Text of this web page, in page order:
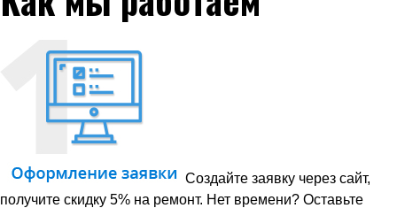
Создайте заявку через сайт,
получите скидку 5% на ремонт. Нет времени? Оставьте